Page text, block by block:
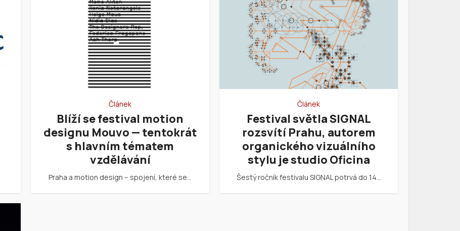
Článek
Blíží se festival motion
designu Mouvo — tentokrát
s hlavním tématem
vzdělávání
Praha a motion design – spojení, které se…
Článek
Festival světla SIGNAL
rozsvítí Prahu, autorem
organického vizuálního
stylu je studio Oficina
Šestý ročník festivalu SIGNAL potrvá do 14…